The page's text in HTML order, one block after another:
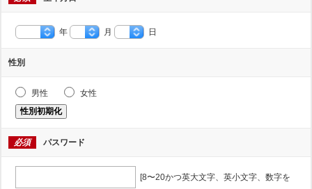
年 月 日
性別
男性
女性
性別初期化
必須 パスワード
[8〜20かつ英大文字、英小文字、数字を